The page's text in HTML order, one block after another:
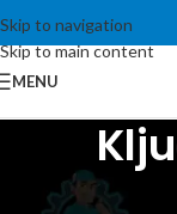
Skip to navigation
Skip to main content
MENU
Početna Alati i mašine